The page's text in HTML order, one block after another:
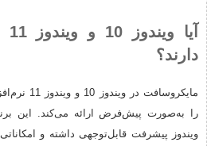
دارند؟
مایکروسافت در ویندوز 10 و ویندوز 11 نرم‌افزار امنیتی
را به‌صورت پیش‌فرض ارائه می‌کند. این
ویندوز پیشرفت قابل‌توجهی داشته و